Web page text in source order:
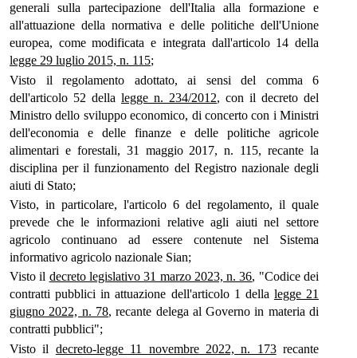
generali sulla partecipazione dell'Italia alla formazione e
all'attuazione della normativa e delle politiche dell'Unione
europea, come modificata e integrata dall'articolo 14 della
legge 29 luglio 2015, n. 115;
Visto il regolamento adottato, ai sensi del comma 6
dell'articolo 52 della legge n. 234/2012, con il decreto del
Ministro dello sviluppo economico, di concerto con i Ministri
dell'economia e delle finanze e delle politiche agricole
alimentari e forestali, 31 maggio 2017, n. 115, recante la
disciplina per il funzionamento del Registro nazionale degli
aiuti di Stato;
Visto, in particolare, l'articolo 6 del regolamento, il quale
prevede che le informazioni relative agli aiuti nel settore
agricolo continuano ad essere contenute nel Sistema
informativo agricolo nazionale Sian;
Visto il decreto legislativo 31 marzo 2023, n. 36, "Codice dei
contratti pubblici in attuazione dell'articolo 1 della legge 21
giugno 2022, n. 78, recante delega al Governo in materia di
contratti pubblici";
Visto il decreto-legge 11 novembre 2022, n. 173recante